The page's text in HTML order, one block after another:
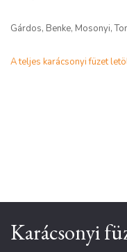
Gárdos, Benke, Mosonyi,
A teljes karácsonyi füzet
Karácsonyi